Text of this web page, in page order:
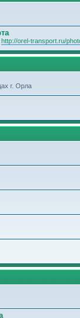
http://orel-transport.ru/
г. Орла